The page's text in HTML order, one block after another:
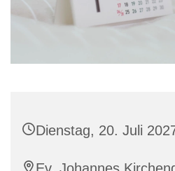
Dienstag, 20. Juli